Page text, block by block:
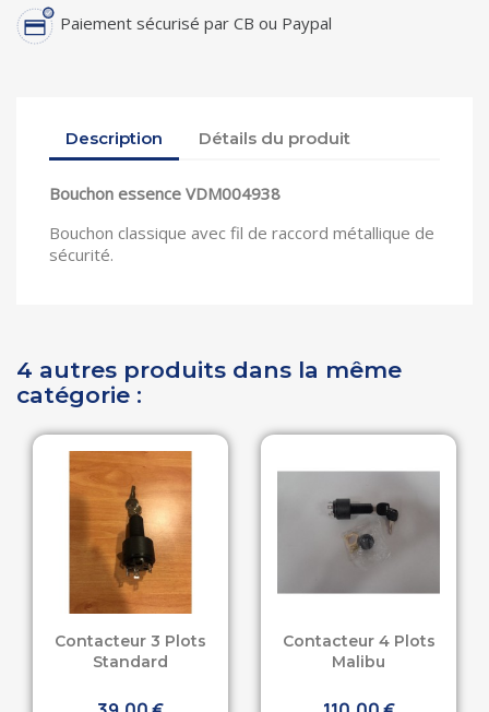
Paiement sécurisé par CB ou Paypal
Description Détails du produit
Bouchon essence VDM004938
Bouchon classique avec fil de raccord métallique de
sécurité.
4 autres produits dans la même
catégorie :
Contacteur 3 Plots
Standard
Contacteur 4 Plots
Malibu